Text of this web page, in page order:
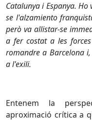
Catalunya i Espanya.
se l'alzamiento
però va allistar-se
a fer costat a les
romandre a Barcelona
a l'exili.
Entenem la
aproximació crítica a